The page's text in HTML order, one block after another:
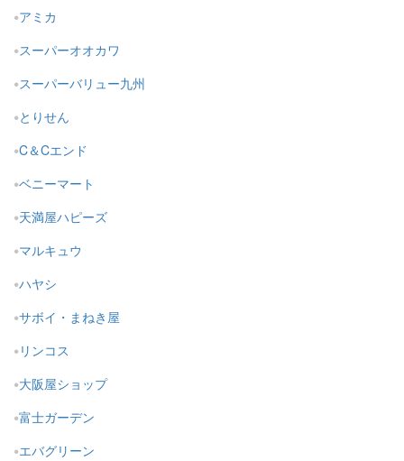
アミカ
スーパーオオカワ
スーパーバリュー九州
とりせん
C＆Cエンド
ベニーマート
天満屋ハピーズ
マルキュウ
ハヤシ
サボイ・まねき屋
リンコス
大阪屋ショップ
富士ガーデン
エバグリーン